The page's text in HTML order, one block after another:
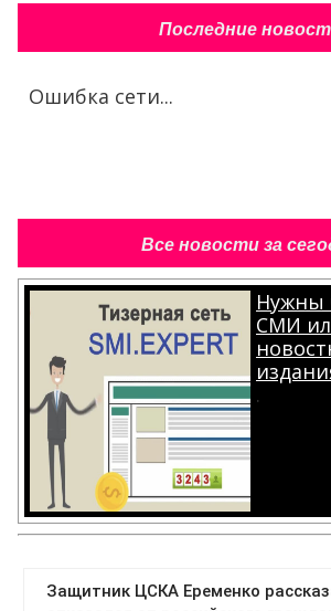
Последние
Ошибка сети...
Все новости за
Нужны
СМИ
.